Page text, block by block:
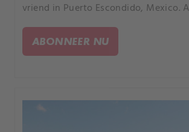
vriend in Puerto Escondido, Mexico.
jacht op de moordenaar.
ABONNEER NU